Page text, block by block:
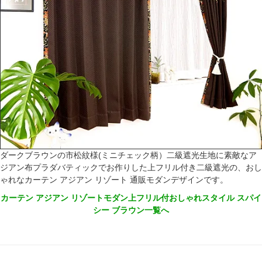
ダークブラウンの市松紋様(ミニチェック柄）二級遮光生地に素敵なア
ジアン布プラダバティックでお作りした上フリル付き二級遮光の、おし
ゃれなカーテン アジアン リゾート 通販モダンデザインです。
カーテン アジアン リゾートモダン上フリル付おしゃれスタイル スパイ
シー ブラウン一覧へ